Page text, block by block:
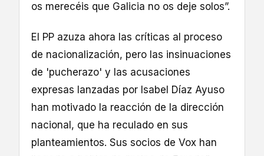
os merecéis que Galicia no os deje solos”.
El PP azuza ahora las críticas al proceso
de nacionalización, pero las insinuaciones
de 'pucherazo' y las acusaciones
expresas lanzadas por Isabel Díaz Ayuso
han motivado la reacción de la dirección
nacional, que ha reculado en sus
planteamientos. Sus socios de Vox han